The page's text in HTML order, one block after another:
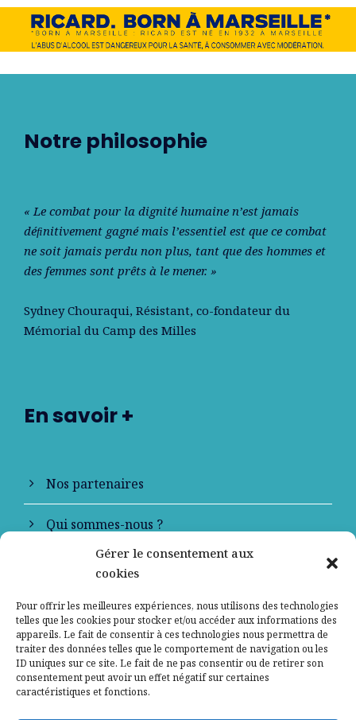
Gérer le consentement aux
cookies
Pour offrir les meilleures expériences, nous utilisons des technologies
telles que les cookies pour stocker et/ou accéder aux informations des
appareils. Le fait de consentir à ces technologies nous permettra de
traiter des données telles que le comportement de navigation ou les
ID uniques sur ce site. Le fait de ne pas consentir ou de retirer son
consentement peut avoir un effet négatif sur certaines
caractéristiques et fonctions.
Notre philosophie
« Le combat pour la dignité humaine n’est jamais
déﬁnitivement gagné mais l’essentiel est que ce combat
ne soit jamais perdu non plus, tant que des hommes et
des femmes sont prêts à le mener. »
Sydney Chouraqui, Résistant, co-fondateur du
Mémorial du Camp des Milles
En savoir +
Nos partenaires
Qui sommes-nous ?
Contactez-nous
Mentions légales
Politique de confidentialité